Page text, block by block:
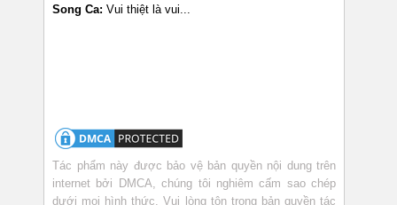
Song Ca: Vui thiệt là vui...
Tác phẩm này được bảo vệ bản quyền nội dung trên
internet bởi DMCA, chúng tôi nghiêm cấm sao chép
dưới mọi hình thức. Vui lòng tôn trọng bản quyền tác